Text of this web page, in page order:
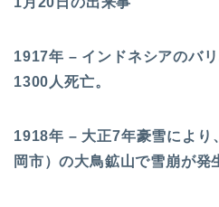
1917年 – インドネシアのバ
1300人死亡。
1918年 – 大正7年豪雪により
岡市）の大鳥鉱山で雪崩が発